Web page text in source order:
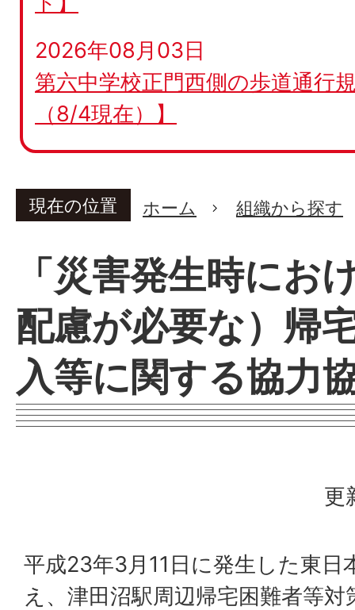
2026年08月03日
第六中学校正門西側の歩道通行
（8/4現在）】
現在の位置 ホーム 組織から探す
「災害発生時にお
配慮が必要な）帰
入等に関する協力
更
平成23年3月11日に発生した東日
え、津田沼駅周辺帰宅困難者等